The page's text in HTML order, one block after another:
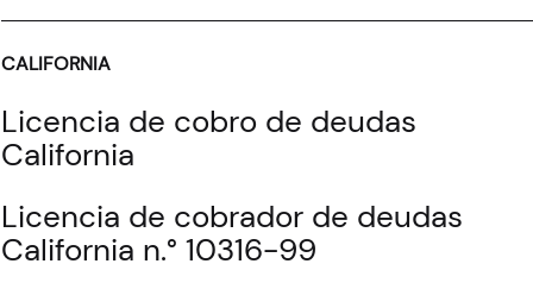
CALIFORNIA
Licencia de cobro de deudas
California
Licencia de cobrador de deudas
California n.° 10316-99